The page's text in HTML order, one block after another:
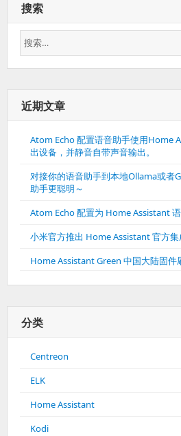
搜索
搜
索：
近期文章
Atom Echo 配置语音助手使用Home
出设备，并静音自带声音输出。
对接你的语音助手到本地Ollama或者
助手更聪明～
Atom Echo 配置为 Home Assistant
小米官方推出 Home Assistant 官方
Home Assistant Green 中国大陆固件
分类
Centreon
ELK
Home Assistant
Kodi